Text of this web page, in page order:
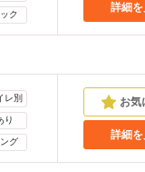
ク
詳細を
レ別
り
グ
詳細を